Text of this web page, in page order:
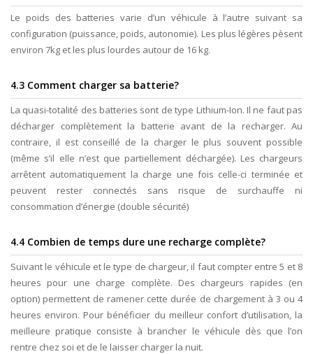
Le poids des batteries varie d’un véhicule à l’autre suivant sa
configuration (puissance, poids, autonomie). Les plus légères pèsent
environ 7kg et les plus lourdes autour de 16 kg.
4.3 Comment charger sa batterie?
La quasi-totalité des batteries sont de type Lithium-Ion. Il ne faut pas
décharger complètement la batterie avant de la recharger. Au
contraire, il est conseillé de la charger le plus souvent possible
(même s’il elle n’est que partiellement déchargée). Les chargeurs
arrêtent automatiquement la charge une fois celle-ci terminée et
peuvent rester connectés sans risque de surchauffe ni
consommation d’énergie (double sécurité)
4.4 Combien de temps dure une recharge complète?
Suivant le véhicule et le type de chargeur, il faut compter entre 5 et 8
heures pour une charge complète. Des chargeurs rapides (en
option) permettent de ramener cette durée de chargement à 3 ou 4
heures environ. Pour bénéficier du meilleur confort d’utilisation, la
meilleure pratique consiste à brancher le véhicule dès que l’on
rentre chez soi et de le laisser charger la nuit.